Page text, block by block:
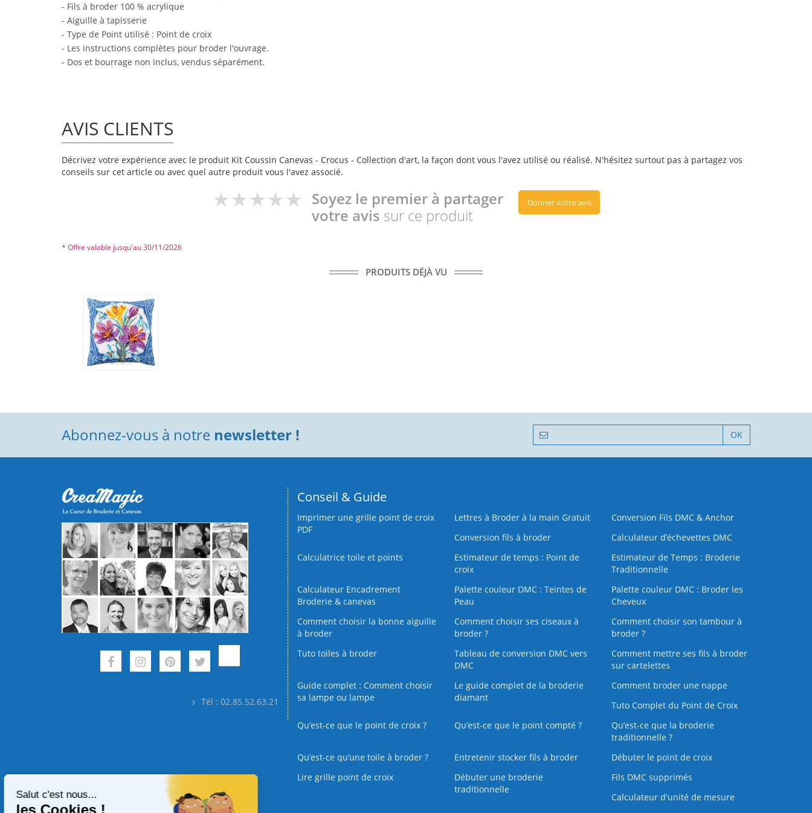
- Fils à broder 100 % acrylique
- Aiguille à tapisserie
- Type de Point utilisé : Point de croix
- Les instructions complètes pour broder l'ouvrage.
- Dos et bourrage non inclus, vendus séparément.
AVIS CLIENTS
Décrivez votre expérience avec le produit Kit Coussin Canevas - Crocus - Collection d'art, la façon dont vous l'avez utilisé ou réalisé. N'hésitez surtout pas à partagez vos
conseils sur cet article ou avec quel autre produit vous l'avez associé.
Soyez le premier à partager
votre avis sur ce produit
Donner votre avis
* Offre valable jusqu'au 30/11/2026
PRODUITS DÉJÀ VU
Abonnez-vous à notre newsletter ! OK
Tél : 02.85.52.63.21
Conseil & Guide
Imprimer une grille point de croix
PDF
Lettres à Broder à la main Gratuit
Conversion Fils DMC & Anchor
Conversion fils à broder
Calculateur d’échevettes DMC
Calculatrice toile et points
Estimateur de temps : Point de
croix
Estimateur de Temps : Broderie
Traditionnelle
Calculateur Encadrement
Broderie & canevas
Palette couleur DMC : Teintes de
Peau
Palette couleur DMC : Broder les
Cheveux
Comment choisir la bonne aiguille
à broder
Comment choisir ses ciseaux à
broder ?
Comment choisir son tambour à
broder ?
Tuto toiles à broder
Tableau de conversion DMC vers
DMC
Comment mettre ses fils à broder
sur cartelettes
Guide complet : Comment choisir
sa lampe ou lampe
Le guide complet de la broderie
diamant
Comment broder une nappe
Tuto Complet du Point de Croix
Qu’est-ce que le point de croix ?
Qu’est-ce que le point compté ?
Qu’est-ce que la broderie
traditionnelle ?
Qu’est‑ce qu’une toile à broder ?
Entretenir stocker fils à broder
Débuter le point de croix
Lire grille point de croix
Débuter une broderie
traditionnelle
Fils DMC supprimés
Calculateur d'unité de mesure